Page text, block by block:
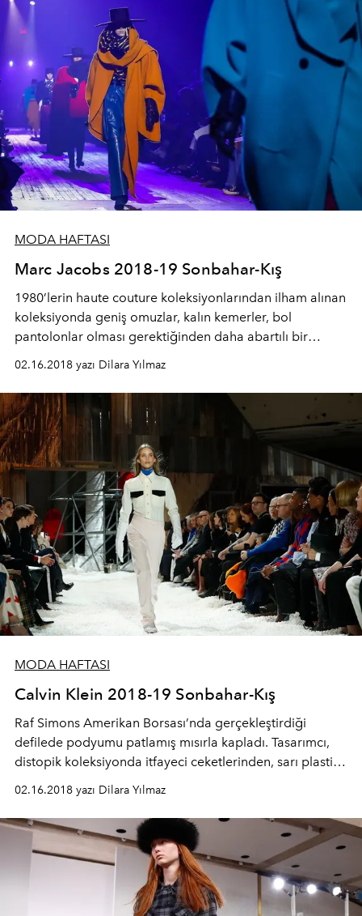
hissetmelerini istiyor.
MODA HAFTASI
Marc Jacobs 2018-19 Sonbahar-Kış
1980’lerin haute couture koleksiyonlarından ilham alınan
koleksiyonda geniş omuzlar, kalın kemerler, bol
pantolonlar olması gerektiğinden daha abartılı bir
şekilde yerini alıyor. Göz alıcı renklerin bulunduğu
koleksiyon ile marka New York Moda Haftası’nın finalini
yapıyor.
02.16.2018 yazı Dilara Yılmaz
MODA HAFTASI
Calvin Klein 2018-19 Sonbahar-Kış
Raf Simons Amerikan Borsası’nda gerçekleştirdiği
defilede podyumu patlamış mısırla kapladı. Tasarımcı,
distopik koleksiyonda itfayeci ceketlerinden, sarı plastik
çizmelerden, termal uzay battaniyelerinden ilham almış.
02.16.2018 yazı Dilara Yılmaz